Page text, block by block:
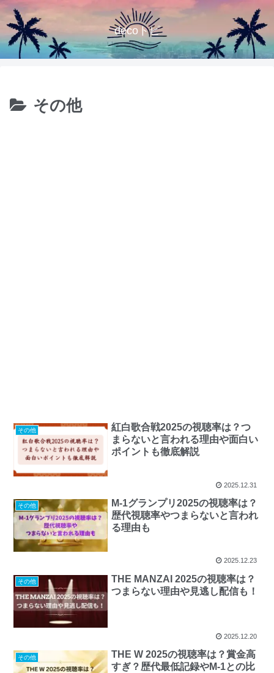
decoトピ
その他
その他
紅白歌合戦2025の視聴率は？つ
まらないと言われる理由や面白い
ポイントも徹底解説
2025.12.31
その他
M-1グランプリ2025の視聴率は？
歴代視聴率やつまらないと言われ
る理由も
2025.12.23
その他
THE MANZAI 2025の視聴率は？
つまらない理由や見逃し配信も！
2025.12.20
その他
THE W 2025の視聴率は？賞金高
すぎ？歴代最低記録やM-1との比